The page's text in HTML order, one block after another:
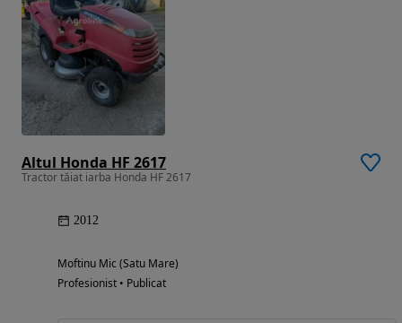
Altul Honda HF 2617
Tractor tăiat iarba Honda HF 2617
2012
Moftinu Mic (Satu Mare)
Profesionist • Publicat